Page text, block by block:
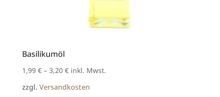
Basilikumöl
1,99 €– 3,20 € inkl. Mwst.
zzgl. Versandkosten